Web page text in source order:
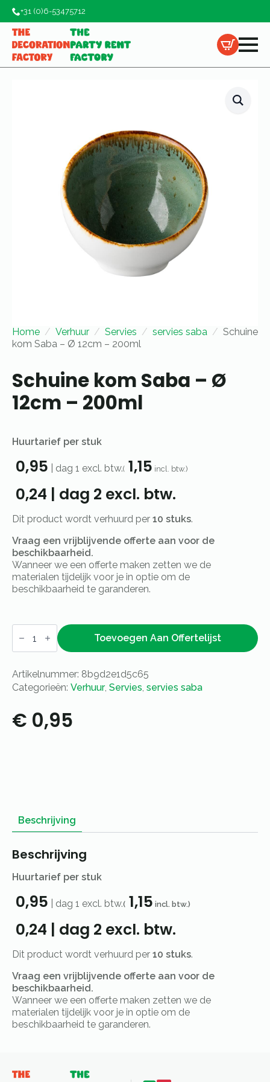
+31 (0)6-53475712
Home Verhuur Servies servies saba
Schuine
kom Saba – Ø 12cm – 200ml
Schuine kom Saba – Ø
12cm – 200ml
Huurtarief per stuk
0,95 dag 1 excl. btw.( 1,15 incl. btw.)
0,24 | dag 2 excl. btw.
Dit product wordt verhuurd per 10 stuks.
Vraag een vrijblijvende offerte aan voor de
beschikbaarheid.
Wanneer we een offerte maken zetten we de
materialen tijdelijk voor je in optie om de
beschikbaarheid te garanderen.
Schuine
kom
12cm
-
200ml
Toevoegen Aan Offertelijst
Artikelnummer: 8b9d2e1d5c65
Categorieën: Verhuur, Servies servies saba
€ 0,95
Beschrijving
Beschrijving
Huurtarief per stuk
0,95 dag 1 excl. btw.( 1,15 incl. btw.)
0,24 | dag 2 excl. btw.
Dit product wordt verhuurd per 10 stuks.
Vraag een vrijblijvende offerte aan voor de
beschikbaarheid.
Wanneer we een offerte maken zetten we de
materialen tijdelijk voor je in optie om de
beschikbaarheid te garanderen.